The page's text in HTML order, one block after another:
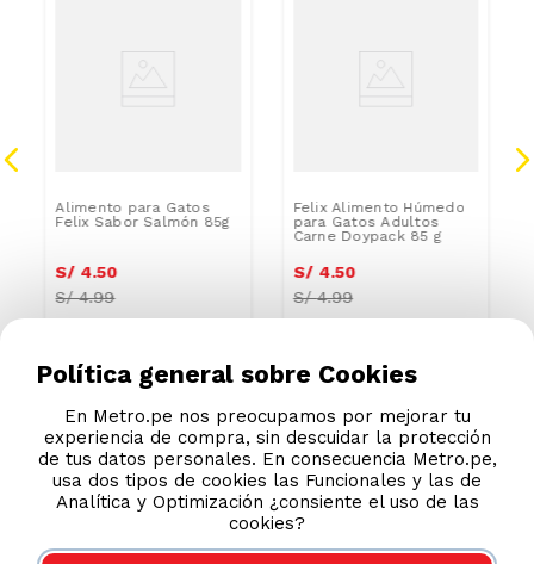
Alimento para Gatos
Felix Sabor Salmón 85g
S/ 4.50
S/4.99
Felix Alimento Húmedo
para Gatos Adultos
Carne Doypack 85 g
S/ 4.50
S/4.99
Política general sobre Cookies
En Metro.pe nos preocupamos por mejorar tu
experiencia de compra, sin descuidar la protección
de tus datos personales. En consecuencia Metro.pe,
usa dos tipos de cookies las Funcionales y las de
Analítica y Optimización ¿consiente el uso de las
cookies?